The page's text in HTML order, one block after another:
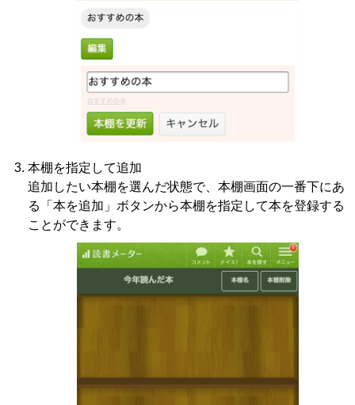
本棚を指定して追加
追加したい本棚を選んだ状態で、本棚画面の一番下にあ
る「本を追加」ボタンから本棚を指定して本を登録する
ことができます。